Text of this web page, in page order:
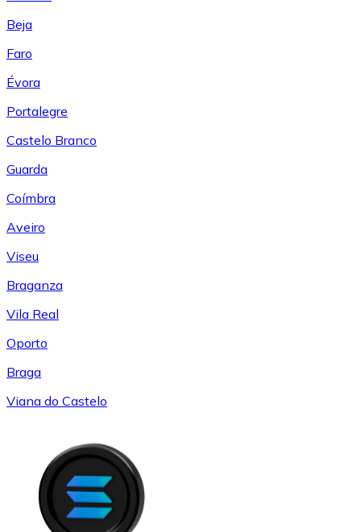
Beja
Faro
Évora
Portalegre
Castelo Branco
Guarda
Coímbra
Aveiro
Viseu
Braganza
Vila Real
Oporto
Braga
Viana do Castelo